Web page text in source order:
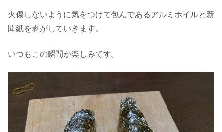
火傷しないように気をつけて包んであるアルミホイルと新
聞紙を剥がしていきます。
いつもこの瞬間が楽しみです。